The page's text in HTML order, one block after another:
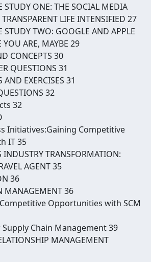
STUDY ONE: THE SOCIAL MEDIA
LIFE INTENSIFIED 27
STUDY TWO: GOOGLE AND APPLE
YOU ARE, MAYBE 29
CONCEPTS 30
QUESTIONS 31
EXERCISES 31
32
32
Initiatives:Gaining Competitive
IT 35
INDUSTRY TRANSFORMATION:
AGENT 35
36
MANAGEMENT 36
Opportunities with SCM
Chain Management 39
MANAGEMENT